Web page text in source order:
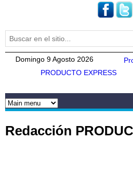
Formulario de
Buscar
Domingo 9 Agosto 2026
PRODUCTO EXPRESS
Redacción